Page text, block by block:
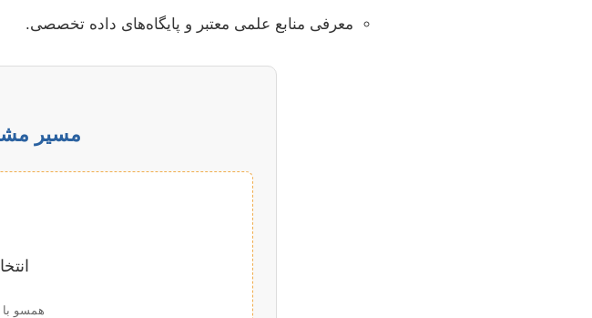
معرفی منابع علمی معتبر و پایگاه‌های داده تخصصی.
مسیر
همسو با